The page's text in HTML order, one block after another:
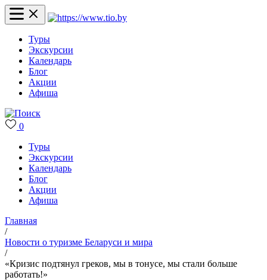
Туры
Экскурсии
Календарь
Блог
Акции
Афиша
0
Туры
Экскурсии
Календарь
Блог
Акции
Афиша
Главная
/
Новости о туризме Беларуси и мира
/
«Кризис подтянул греков, мы в тонусе, мы стали больше
работать!»